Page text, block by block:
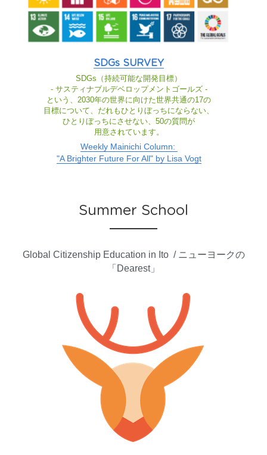
SDGs SURVEY
SDGs（持続可能な開発目標）
- サスティナブルデベロップメントゴールズ -
という、2030年の世界に向けた世界共通の17の
目標について、だれもひとりぼっちにならない、
ひとりぼっちにさせない、50の質問が
用意されています。
Weekly Mainichi Column:
"A Brighter Future For All" by Lisa Vogt
Summer School
Global Citizenship Education in Ito  / ニューヨークの
「Dearest」